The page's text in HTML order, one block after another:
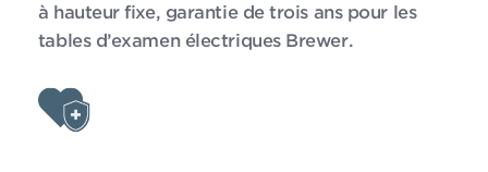
à hauteur fixe, garantie de trois ans pour les
tables d’examen électriques Brewer.